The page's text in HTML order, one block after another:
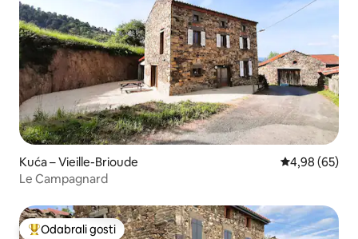
Kuća – Vieille-Brioude Prosječna
4,98 (65)
Le Campagnard
Odabrali gosti